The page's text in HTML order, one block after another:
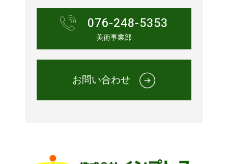
076-248-5353
美術事業部
お問い合わせ